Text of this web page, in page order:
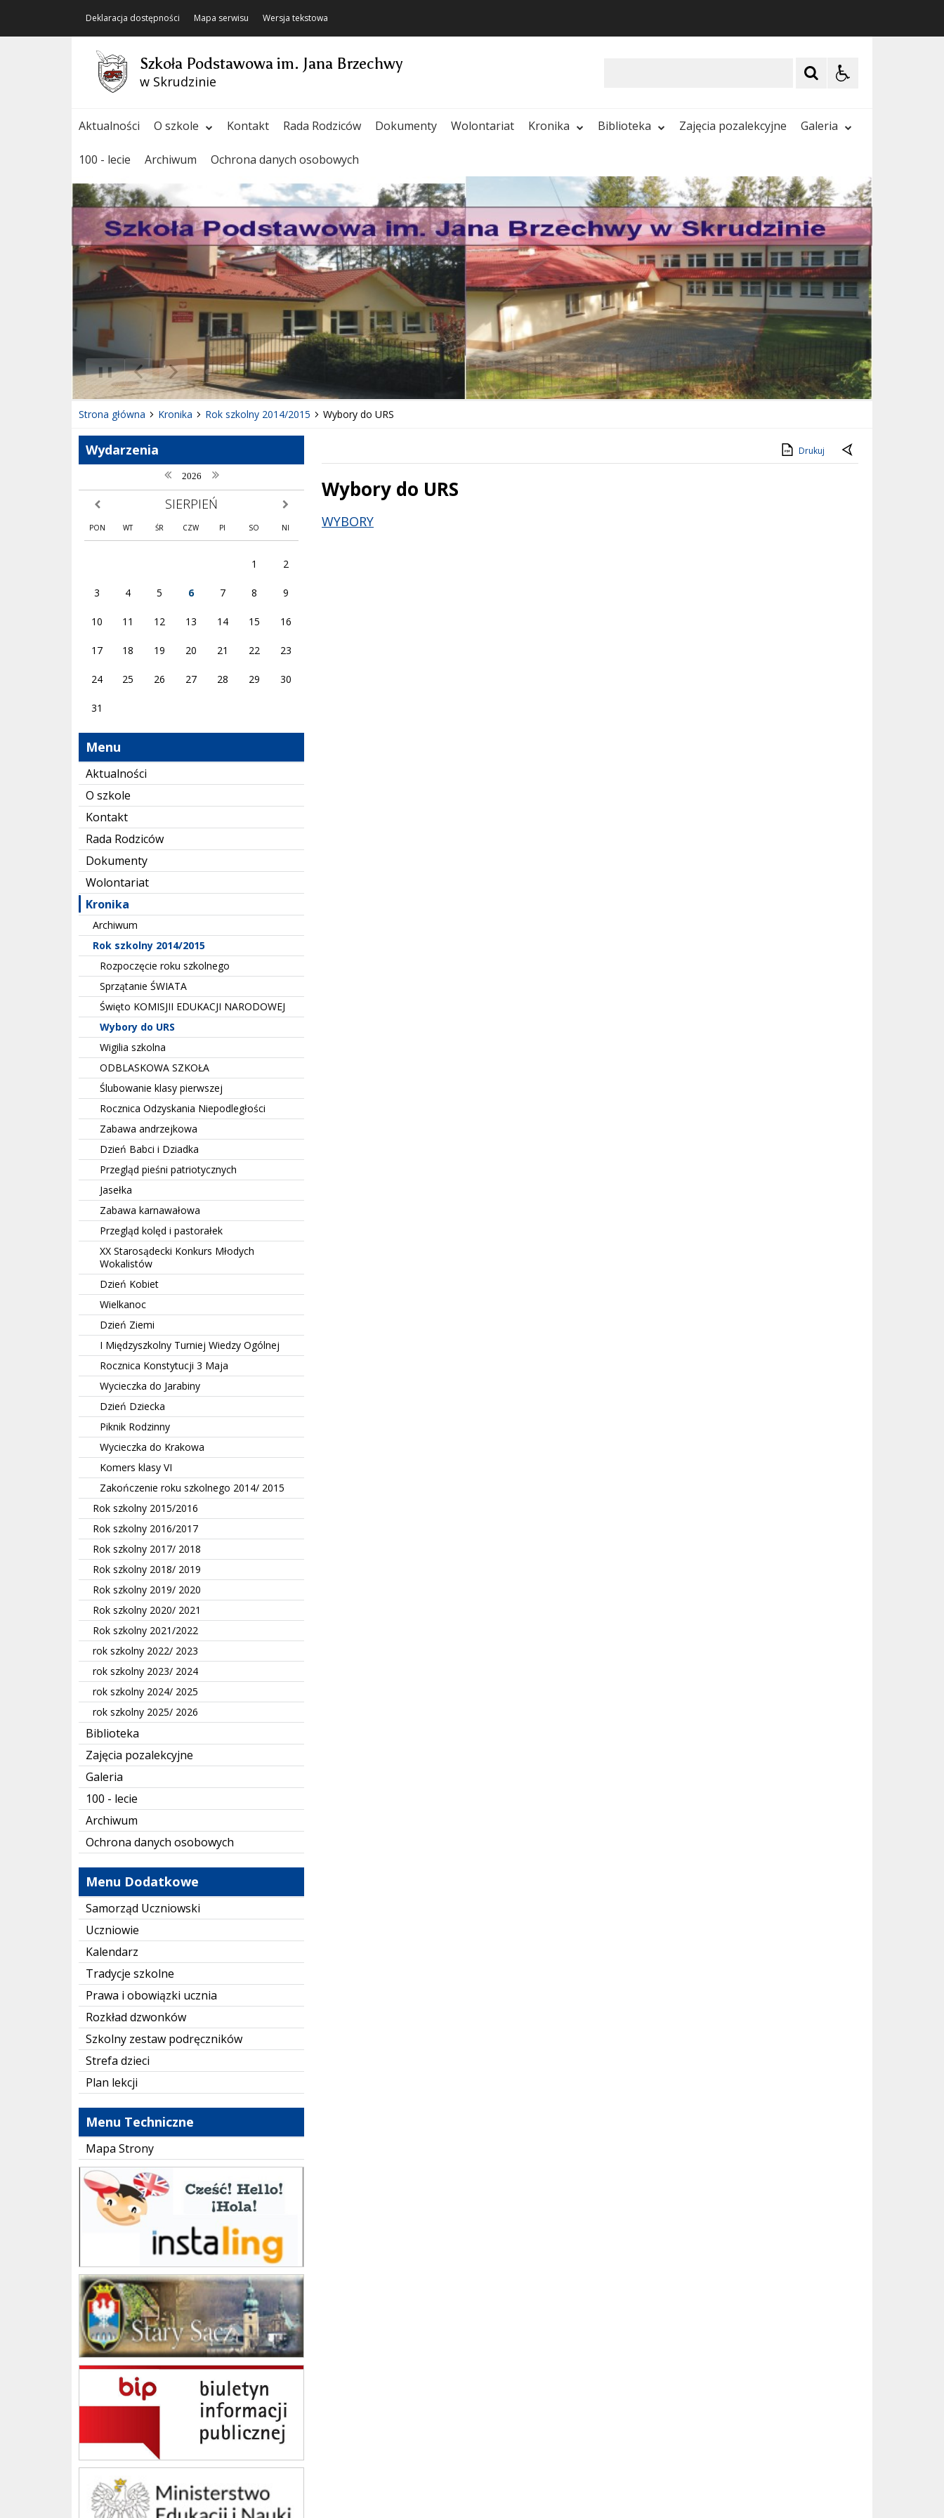
Deklaracja dostępności Mapa serwisu Wersja tekstowa
Szkoła Podstawowa im. Jana Brzechwy
w Skrudzinie
Aktualności O szkole Kontakt Rada Rodziców Dokumenty Wolontariat Kronika Biblioteka Zajęcia pozalekcyjne Galeria
100 - lecie Archiwum Ochrona danych osobowych
Poprzedni Element
Następny Element
❚❚
Strona główna Kronika Rok szkolny 2014/2015 Wybory do URS
Wydarzenia
poprzedni rok
2026 następny rok
poprzedni miesiąc SIERPIEŃ następny miesiąc
PON WT ŚR CZW PI SO NI
1 2
3 4 5 6 7 8 9
10 11 12 13 14 15 16
17 18 19 20 21 22 23
24 25 26 27 28 29 30
31
Menu
Aktualności
O szkole
Kontakt
Rada Rodziców
Dokumenty
Wolontariat
Kronika
Archiwum
Rok szkolny 2014/2015
Rozpoczęcie roku szkolnego
Sprzątanie ŚWIATA
Święto KOMISJII EDUKACJI NARODOWEJ
Wybory do URS
Wigilia szkolna
ODBLASKOWA SZKOŁA
Ślubowanie klasy pierwszej
Rocznica Odzyskania Niepodległości
Zabawa andrzejkowa
Dzień Babci i Dziadka
Przegląd pieśni patriotycznych
Jasełka
Zabawa karnawałowa
Przegląd kolęd i pastorałek
XX Starosądecki Konkurs Młodych
Wokalistów
Dzień Kobiet
Wielkanoc
Dzień Ziemi
I Międzyszkolny Turniej Wiedzy Ogólnej
Rocznica Konstytucji 3 Maja
Wycieczka do Jarabiny
Dzień Dziecka
Piknik Rodzinny
Wycieczka do Krakowa
Komers klasy VI
Zakończenie roku szkolnego 2014/ 2015
Rok szkolny 2015/2016
Rok szkolny 2016/2017
Rok szkolny 2017/ 2018
Rok szkolny 2018/ 2019
Rok szkolny 2019/ 2020
Rok szkolny 2020/ 2021
Rok szkolny 2021/2022
rok szkolny 2022/ 2023
rok szkolny 2023/ 2024
rok szkolny 2024/ 2025
rok szkolny 2025/ 2026
Biblioteka
Zajęcia pozalekcyjne
Galeria
100 - lecie
Archiwum
Ochrona danych osobowych
Menu Dodatkowe
Samorząd Uczniowski
Uczniowie
Kalendarz
Tradycje szkolne
Prawa i obowiązki ucznia
Rozkład dzwonków
Szkolny zestaw podręczników
Strefa dzieci
Plan lekcji
Menu Techniczne
Mapa Strony
instaling
Gmina Stary Sącz
BIP Szkoła Podstawowa im. Jana Brzechwy w Skrudzinie
Ministerstwo Edukacji Narodowej
Drukuj
Wybory do URS
Treść
WYBORY